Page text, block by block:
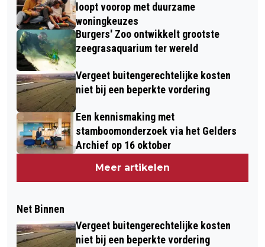
loopt voorop met duurzame
woningkeuzes
Burgers' Zoo ontwikkelt grootste
zeegrasaquarium ter wereld
Vergeet buitengerechtelijke kosten
niet bij een beperkte vordering
Een kennismaking met
stamboomonderzoek via het Gelders
Archief op 16 oktober
Meer artikelen
Net Binnen
Vergeet buitengerechtelijke kosten
niet bij een beperkte vordering